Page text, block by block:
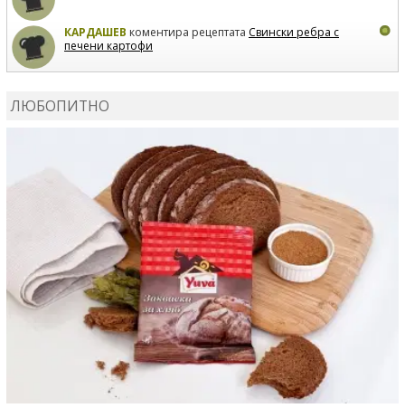
КАРДАШЕВ коментира рецептата Свински ребра с
печени картофи
ЛЮБОПИТНО